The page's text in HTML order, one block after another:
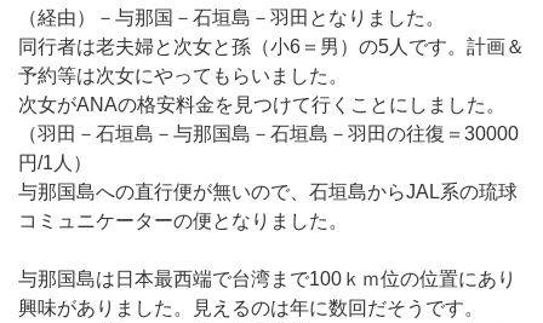
（経由）－与那国－石垣島－羽田となりました。
同行者は老夫婦と次女と孫（小6＝男）の5人です。計画＆
予約等は次女にやってもらいました。
次女がANAの格安料金を見つけて行くことにしました。
（羽田－石垣島－与那国島－石垣島－羽田の往復＝30000
円/1人）
与那国島への直行便が無いので、石垣島からJAL系の琉球
コミュニケーターの便となりました。
与那国島は日本最西端で台湾まで100ｋｍ位の位置にあり
興味がありました。見えるのは年に数回だそうです。